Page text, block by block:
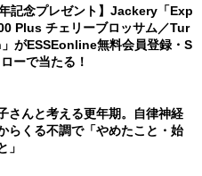
年記念プレゼント】Jackery「Exp
Plus チェリーブロッサム／Tur
がESSEonline無料会員登録・S
ーで当たる！
さんと考える更年期。自律神経
らくる不調で「やめたこと・始
」